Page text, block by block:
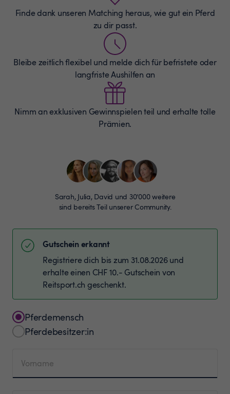
Finde dank unseren Matching heraus, wie gut ein Pferd
zu dir passt.
Bleibe zeitlich flexibel und melde dich für befristete oder
langfriste Aushilfen an
Nimm an exklusiven Gewinnspielen teil und erhalte tolle
Prämien.
Sarah, Julia, David und 30’000 weitere
sind bereits Teil unserer Community.
Gutschein erkannt
Registriere dich bis zum 31.08.2026 und
erhalte einen CHF 10.- Gutschein von
Reitsport.ch geschenkt.
Pferdemensch
Pferdebesitzer:in
Vorname